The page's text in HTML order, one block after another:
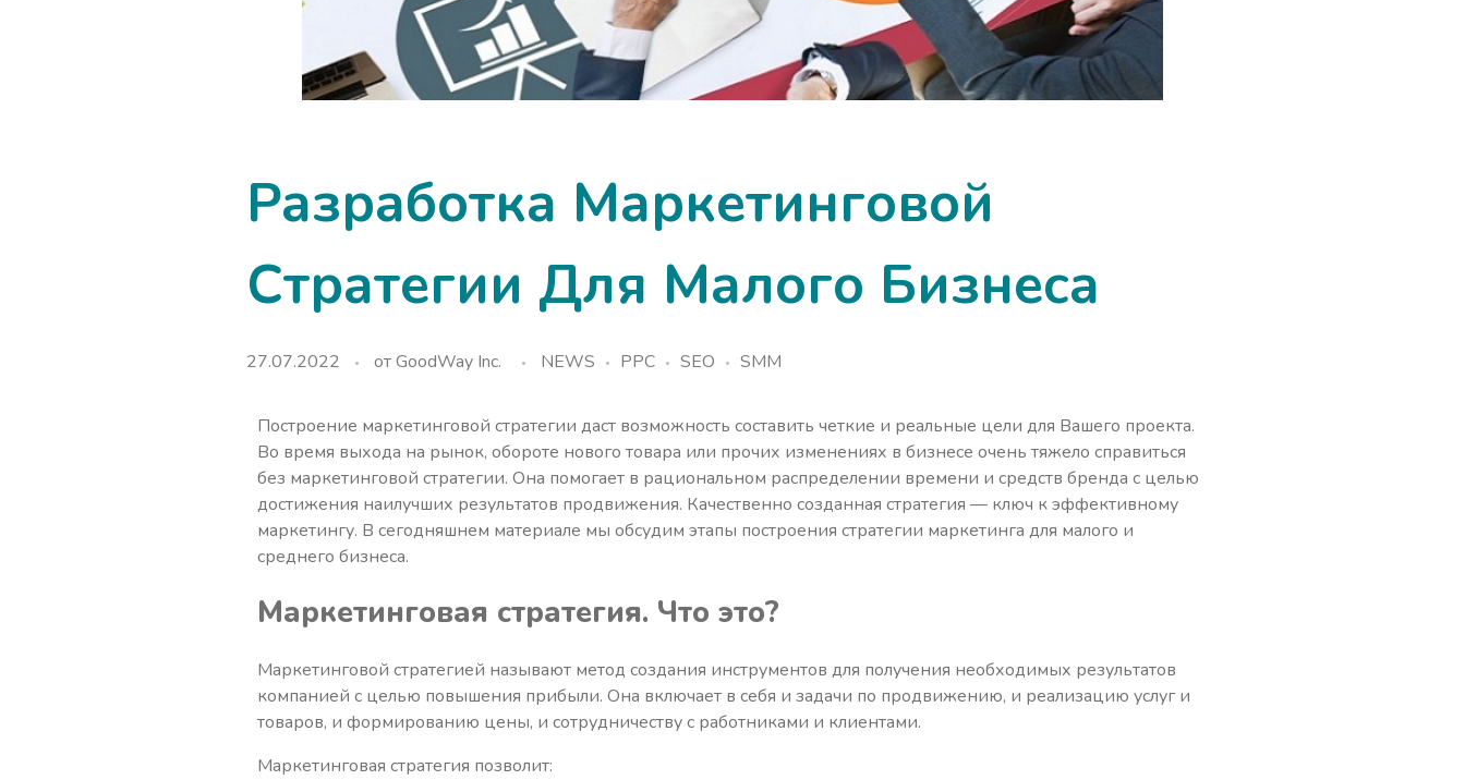
Разработка Маркетинговой
Стратегии Для Малого Бизнеса
27.07.2022 отGoodWay Inc. NEWS PPC SEO SMM
Построение маркетинговой стратегии даст возможность составить четкие и реальные цели для Вашего проекта.
Во время выхода на рынок, обороте нового товара или прочих изменениях в бизнесе очень тяжело справиться
без маркетинговой стратегии. Она помогает в рациональном распределении времени и средств бренда с целью
достижения наилучших результатов продвижения. Качественно созданная стратегия — ключ к эффективному
маркетингу. В сегодняшнем материале мы обсудим этапы построения стратегии маркетинга для малого и
среднего бизнеса.
Маркетинговая стратегия. Что это?
Маркетинговой стратегией называют метод создания инструментов для получения необходимых результатов
компанией с целью повышения прибыли. Она включает в себя и задачи по продвижению, и реализацию услуг и
товаров, и формированию цены, и сотрудничеству с работниками и клиентами.
Маркетинговая стратегия позволит: